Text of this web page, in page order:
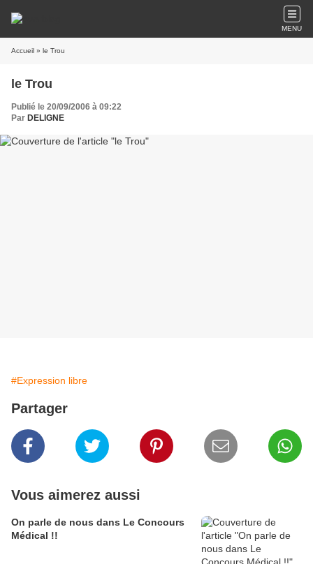
MENU
Accueil » le Trou
le Trou
Publié le 20/09/2006 à 09:22
Par DELIGNE
#Expression libre
Partager
Vous aimerez aussi
On parle de nous dans Le Concours
Médical !!